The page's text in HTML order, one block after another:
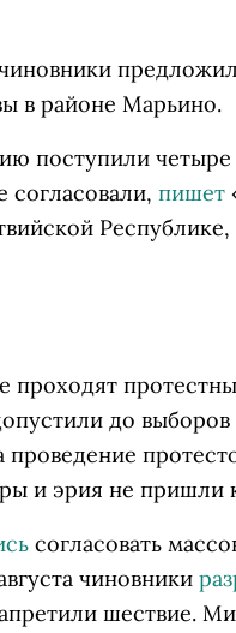
в районе Марьино.
поступили
согласовали, пишет
проходят
до
и эрия не пришли
согласовать
чиновники
шествие.